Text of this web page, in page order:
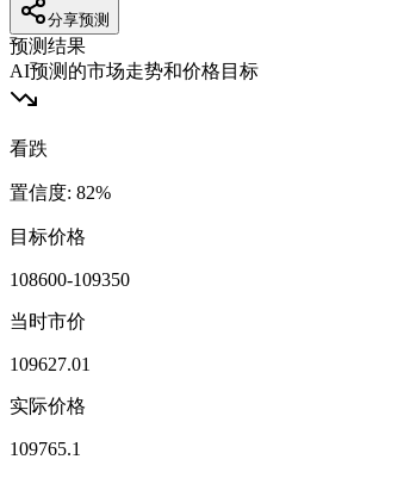
分享预测
预测结果
AI预测的市场走势和价格目标
看跌
置信度: 82%
目标价格
108600-109350
当时市价
109627.01
实际价格
109765.1